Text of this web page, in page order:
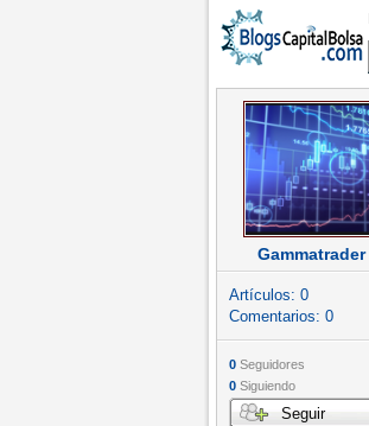
Gammatrader
Artículos: 0
Comentarios: 0
0 Seguidores
0 Siguiendo
Seguir